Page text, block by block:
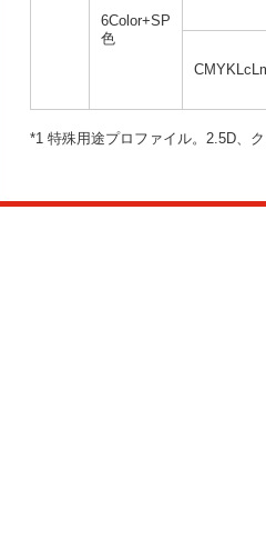
6Color+SP
色
*1 特殊用途プロファイル。2.5D、